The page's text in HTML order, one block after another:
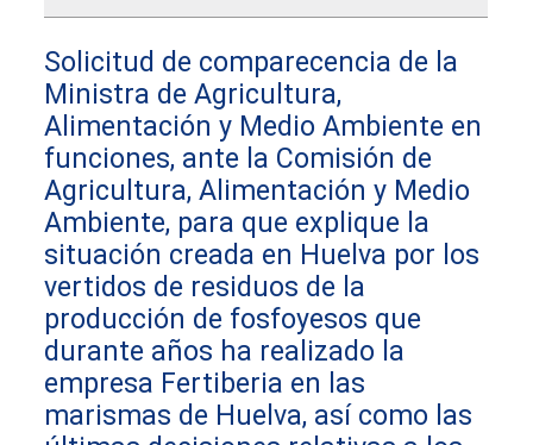
Solicitud de comparecencia de la
Ministra de Agricultura,
Alimentación y Medio Ambiente en
funciones, ante la Comisión de
Agricultura, Alimentación y Medio
Ambiente, para que explique la
situación creada en Huelva por los
vertidos de residuos de la
producción de fosfoyesos que
durante años ha realizado la
empresa Fertiberia en las
marismas de Huelva, así como las